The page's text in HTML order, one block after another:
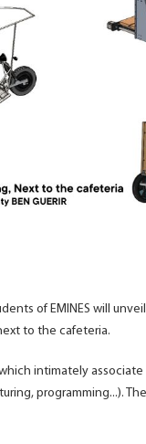
of EMINES will
to the cafeteria.
intimately
programming...).